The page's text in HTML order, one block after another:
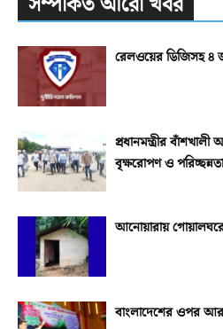
রেলওয়ের ডিজিসহ ৪
প্রধানমন্ত্রীর
বৃক্ষরোপণ ও
আনোয়ারায়
বাংলাদেশের ওপর